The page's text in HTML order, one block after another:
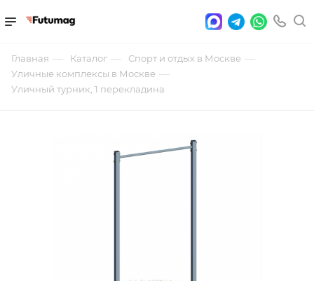
Главная — Каталог — Спорт и отдых в Москве —
Уличные комплексы в Москве —
Уличный турник, 1 перекладина